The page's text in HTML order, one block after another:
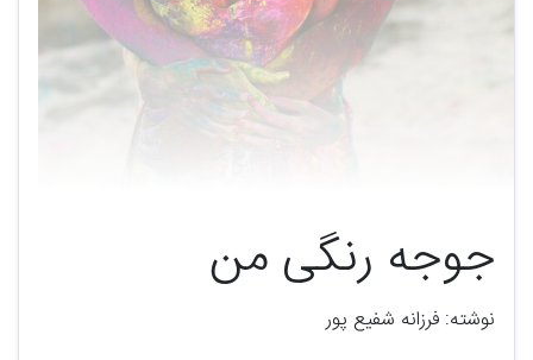
جوجه رنگی من
نوشته: فرزانه شفیع پور